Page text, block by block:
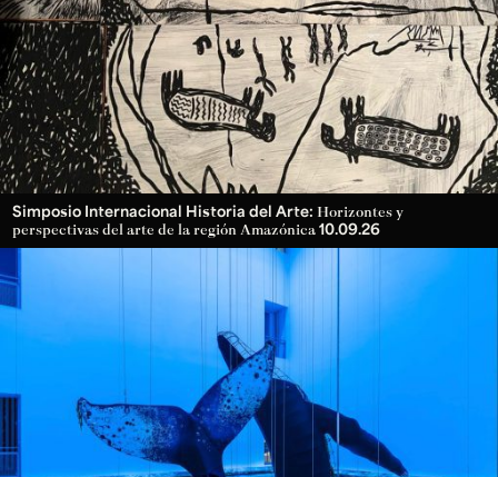
Simposio Internacional Historia del Arte: Horizontes y
perspectivas del arte de la región Amazónica 10.09.26